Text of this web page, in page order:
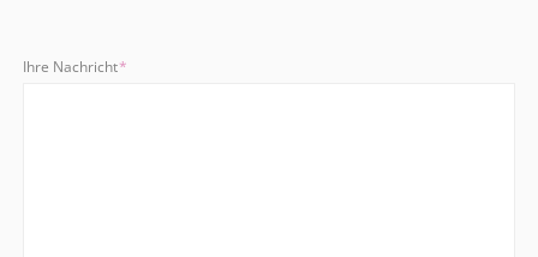
Pflichtfeld
Ihre Nachricht*